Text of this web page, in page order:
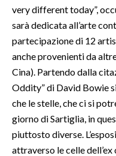
very different today”,
sarà dedicata all’arte
partecipazione di 12
anche provenienti da
Cina). Partendo dalla
Oddity” di David Bowie
che le stelle, che ci si
giorno di Sartiglia, in
piuttosto diverse.
attraverso le celle